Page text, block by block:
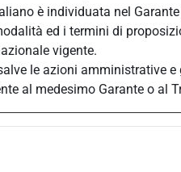
è individuata nel
ed i termini di
vigente.
le azioni amministrative
al medesimo Garante o al